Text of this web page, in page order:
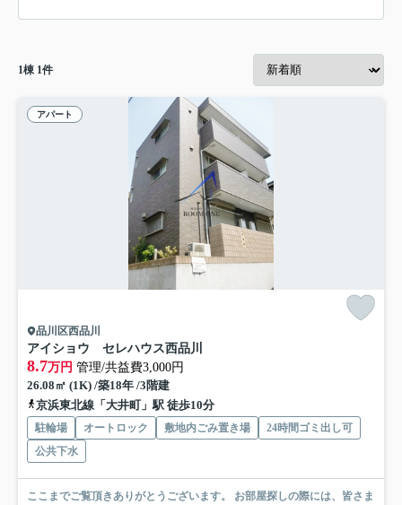
1棟 1件
アパート
品川区西品川
アイショウ セレハウス西品川
8.7万円 管理/共益費3,000円
26.08㎡ (1K) /築18年 /3階建
京浜東北線「大井町」駅 徒歩10分
駐輪場 オートロック 敷地内ごみ置き場
24時間ゴミ出し可
公共下水
ここまでご覧頂きありがとうございます。 お部屋探しの際には、皆さま